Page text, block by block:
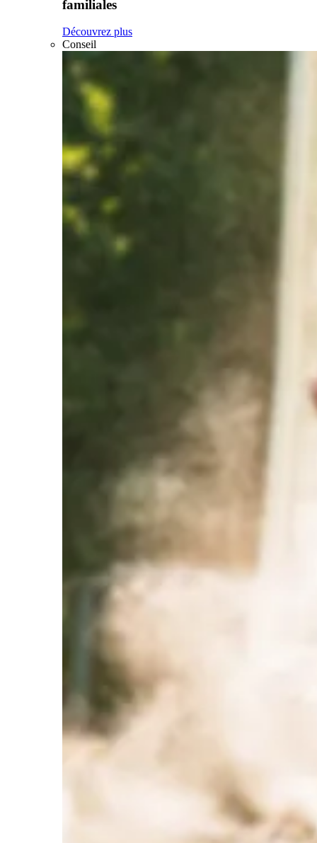
familiales
Découvrez plus
Conseil